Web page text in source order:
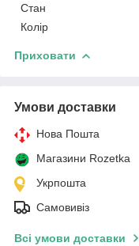
Стан
Колір
Приховати
Умови доставки
Нова Пошта
Магазини Rozetka
Укрпошта
Самовивіз
Всі умови доставки